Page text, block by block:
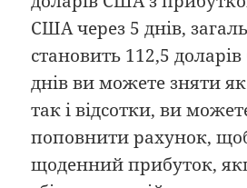
США через 5 днів,
становить 112,5
днів ви можете зняти
так і відсотки, ви
поповнити рахунок,
щоденний прибуток,